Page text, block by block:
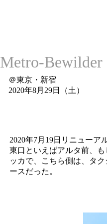
Metro-Bewilder
＠東京・新宿
2020年8月29日（土）
2020年7月19日リニューア
東口といえばアルタ前、
ッカで、こちら側は、タ
ースだった。